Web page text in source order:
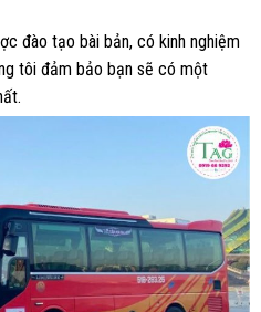
đào tạo bài bản, có kinh nghiệm
tôi đảm bảo bạn sẽ có một